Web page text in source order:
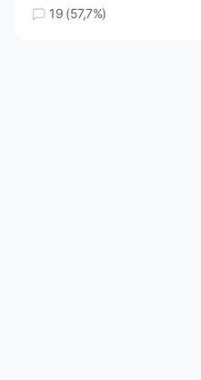
19 (57,7%)